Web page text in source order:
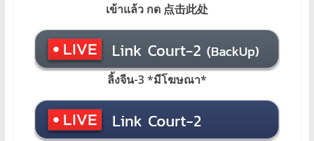
เข้าแล้ว กด 点击此处
ลิ้งจีน-3 *มีโฆษณา*